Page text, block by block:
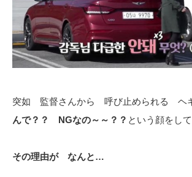
突如 監督さんから 呼び止められる ヘギ
んで？？ NGなの～～？？ という顔をして
その理由が なんと…